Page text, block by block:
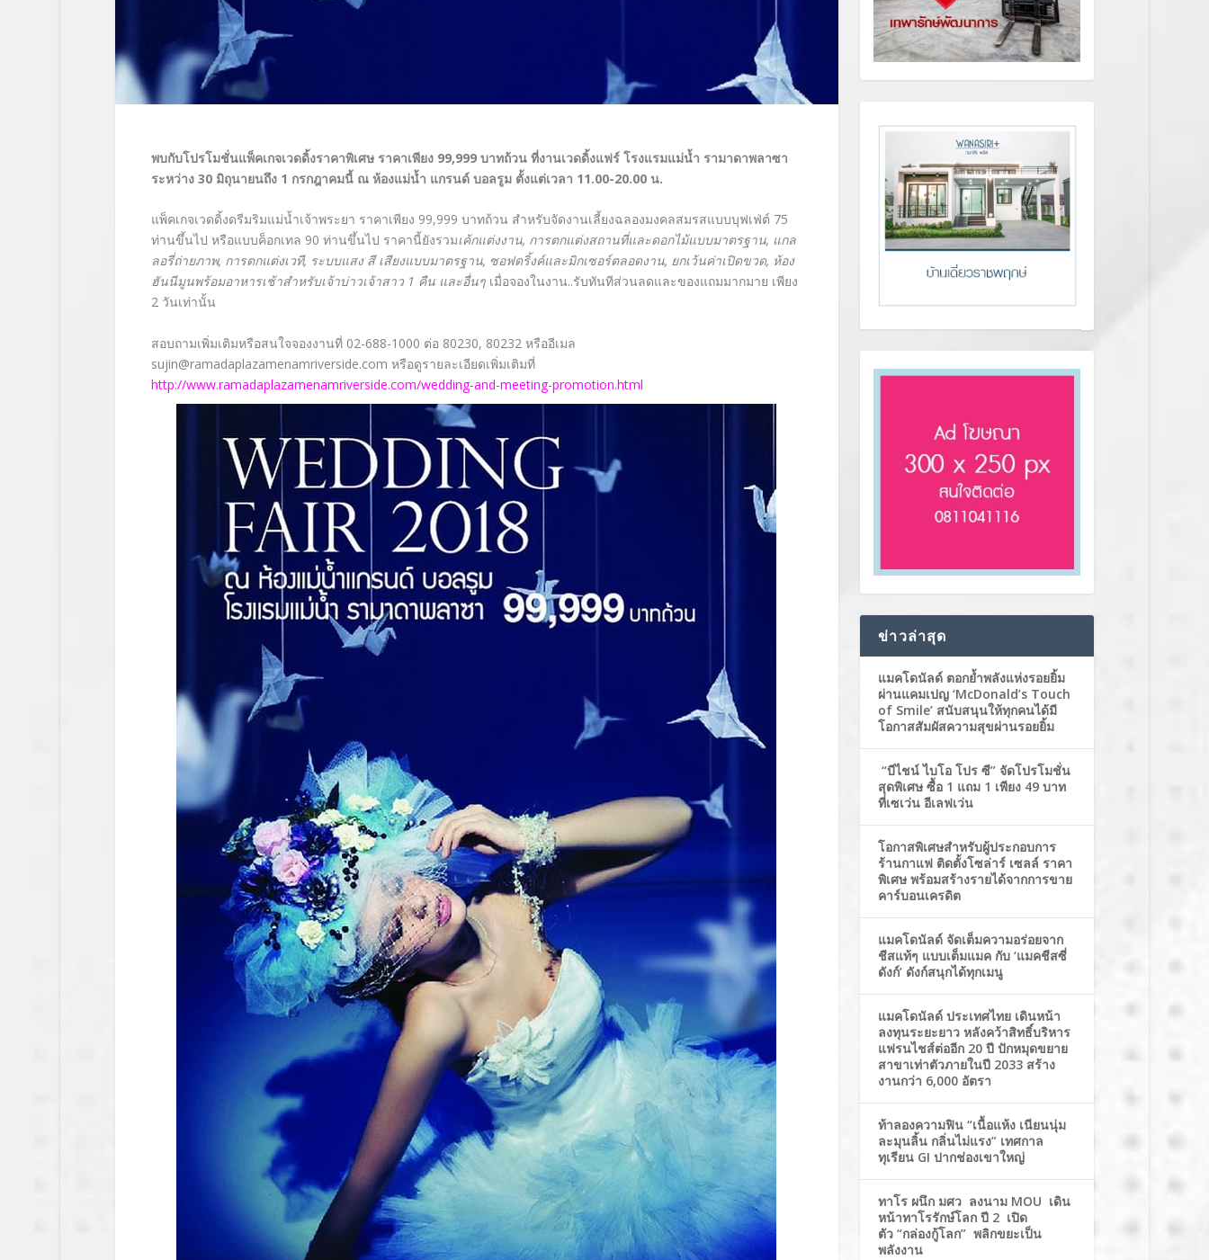
พบกับโปรโมชั่นแพ็คเกจเวดดิ้งราคาพิเศษ ราคาเพียง 99,999 บาทถ้วน ที่งานเวดดิ้งแฟร์ โรงแรมแม่น้ำ รามาดาพลาซา
ระหว่าง 30 มิถุนายนถึง 1 กรกฎาคมนี้ ณ ห้องแม่น้ำ แกรนด์ บอลรูม ตั้งแต่เวลา 11.00-20.00 น.
แพ็คเกจเวดดิ้งดรีมริมแม่น้ำเจ้าพระยา ราคาเพียง 99,999 บาทถ้วน สำหรับจัดงานเลี้ยงฉลองมงคลสมรสแบบบุฟเฟ่ต์ 75
ท่านขึ้นไป หรือแบบค็อกเทล 90 ท่านขึ้นไป ราคานี้ยังรวมเค้กแต่งงาน, การตกแต่งสถานที่และดอกไม้แบบมาตรฐาน, แกล
ลอรี่ถ่ายภาพ, การตกแต่งเวที, ระบบแสง สี เสียงแบบมาตรฐาน, ซอฟดริ้งค์และมิกเซอร์ตลอดงาน, ยกเว้นค่าเปิดขวด, ห้อง
ฮันนีมูนพร้อมอาหารเช้าสำหรับเจ้าบ่าวเจ้าสาว 1 คืน และอื่นๆเมื่อจองในงาน..รับทันทีส่วนลดและของแถมมากมาย เพียง
2 วันเท่านั้น
สอบถามเพิ่มเติมหรือสนใจจองงานที่ 02-688-1000 ต่อ 80230, 80232 หรืออีเมล
sujin@ramadaplazamenamriverside.com หรือดูรายละเอียดเพิ่มเติมที่
http://www.ramadaplazamenamriverside.com/wedding-and-meeting-promotion.html
ข่าวล่าสุด
แมคโดนัลด์ ตอกย้ำพลังแห่งรอยยิ้ม
ผ่านแคมเปญ ‘McDonald’s Touch
of Smile’ สนับสนุนให้ทุกคนได้มี
โอกาสสัมผัสความสุขผ่านรอยยิ้ม
“บีไชน์ ไบโอ โปร ซี” จัดโปรโมชั่น
สุดพิเศษ ซื้อ 1 แถม 1 เพียง 49 บาท
ที่เซเว่น อีเลฟเว่น
โอกาสพิเศษสำหรับผู้ประกอบการ
ร้านกาแฟ ติดตั้งโซล่าร์ เซลล์ ราคา
พิเศษ พร้อมสร้างรายได้จากการขาย
คาร์บอนเครดิต
แมคโดนัลด์ จัดเต็มความอร่อยจาก
ชีสแท้ๆ แบบเต็มแมค กับ ‘แมคชีสซี่
ดังก์’ ดังก์สนุกได้ทุกเมนู
แมคโดนัลด์ ประเทศไทย เดินหน้า
ลงทุนระยะยาว หลังคว้าสิทธิ์บริหาร
แฟรนไชส์ต่ออีก 20 ปี ปักหมุดขยาย
สาขาเท่าตัวภายในปี 2033 สร้าง
งานกว่า 6,000 อัตรา
ท้าลองความฟิน “เนื้อแห้ง เนียนนุ่ม
ละมุนลิ้น กลิ่นไม่แรง” เทศกาล
ทุเรียน GI ปากช่องเขาใหญ่
ทาโร ผนึก มศว ลงนาม MOU เดิน
หน้าทาโรรักษ์โลก ปี 2 เปิด
ตัว “กล่องกู้โลก” พลิกขยะเป็น
พลังงาน